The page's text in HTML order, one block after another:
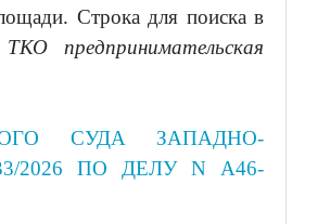
Строка для поиска в
предпринимательская
СУДА ЗАПАДНО-
2026 ПО ДЕЛУ N А46-